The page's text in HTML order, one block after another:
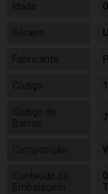
Idade
Gênero
Fabricante
Código